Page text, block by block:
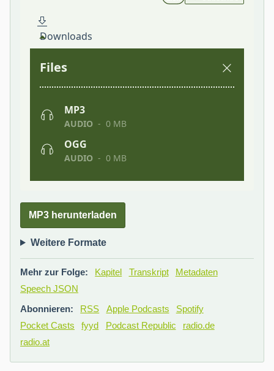
MP3 herunterladen
Weitere Formate
Mehr zur Folge: Kapitel Transkript
Metadaten
Speech JSON
Abonnieren:
RSS Apple Podcasts
Spotify
Pocket Casts
fyyd Podcast Republic
radio.de
radio.at